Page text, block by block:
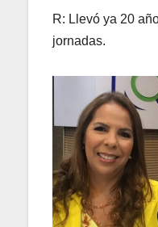
R: Llevó ya 20
jornadas.